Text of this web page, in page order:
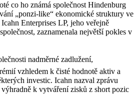
co ho známá společnost Hindenburg
„ponzi-like“ ekonomické struktury ve
Enterprises LP, jeho veřejně
zaznamenala největší pokles v
nadměrné zadlužení,
vzhledem k čisté hodnotě aktiv a
investic. Icahn nazval zprávu
k vytváření zisků z short pozic